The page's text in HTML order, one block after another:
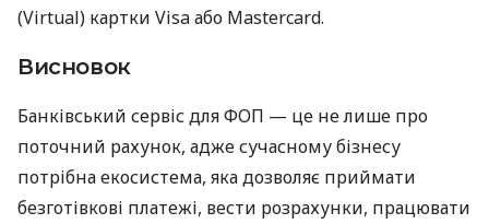
(Virtual) картки Visa або Mastercard.
Висновок
Банківський сервіс для ФОП — це не лише про
поточний рахунок, адже сучасному бізнесу
потрібна екосистема, яка дозволяє приймати
безготівкові платежі, вести розрахунки, працювати